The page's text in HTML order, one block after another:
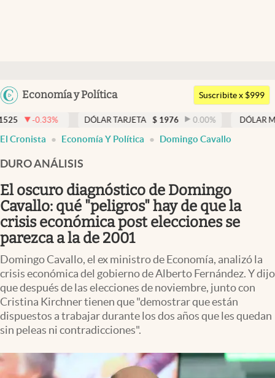
Argentina
Uruguay
Economía y Política
Members
Economía y Política
Finanzas y Mercados
Mercados Online
Negocios
Columnistas
Otras secciones
Apertura
Infotechnology
Clase
Clima
Mundial 2026
Eventos Corporativos
Suscribite x $999
DÓLAR TARJETA $ 1976 0.00 % DÓLAR MEP 1526,03
El Cronista Economía Y Política Domingo Cavallo
DURO ANÁLISIS
El oscuro diagnóstico de Domingo
Cavallo: qué "peligros" hay de que la
crisis económica post elecciones se
parezca a la de 2001
Domingo Cavallo, el ex ministro de Economía, analizó la
crisis económica del gobierno de Alberto Fernández. Y dijo
que después de las elecciones de noviembre, junto con
Cristina Kirchner tienen que "demostrar que están
dispuestos a trabajar durante los dos años que les quedan
sin peleas ni contradicciones".